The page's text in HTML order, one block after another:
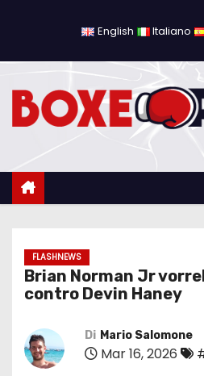
c
English Italiano
FLASHNEWS
Brian Norman Jr
contro Devin Haney
Di Mario Salomone
Mar 16, 2026